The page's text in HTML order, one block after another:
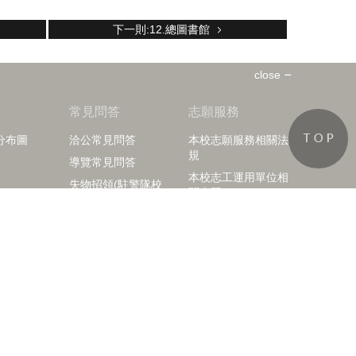
下一則:12.總圖書館
close
布圖
常見問答
洽公常見問答
導覽常見問答
失物招領(駐警隊校
志願服務
本校志願服務相關法
規
本校志工運用單位相
關表單